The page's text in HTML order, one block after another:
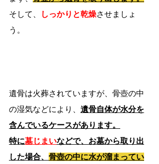
そして、
しっかりと乾燥させましょ
う。
遺骨は火葬されていますが、骨壺の中
の湿気などにより、 遺骨自体が水分を
含んでいるケースがあります。
特に墓じまいなどで、お墓から取り出
した場合、 骨壺の中に水が溜まってい